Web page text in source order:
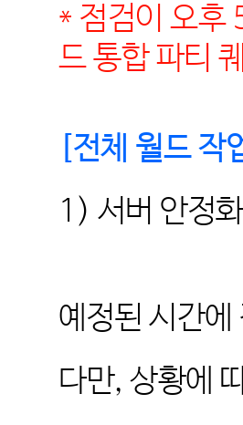
* 점검이 오후
드 통합 파티
전체 월드 작
1) 서버 안정화
예정된 시간
다만,상황에